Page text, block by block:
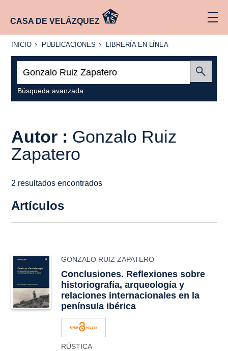
CASA DE VELÁZQUEZ
INICIO
INICIO PUBLICACIONES
PUBLICACIONES
LIBRERÍA
LÍNEA
LIBRERÍA EN LÍNEA
Búsqueda avanzada
Autor : Gonzalo Ruiz
Zapatero
2 resultados encontrados
Artículos
GONZALO RUIZ ZAPATERO
Conclusiones. Reflexiones sobre
historiografía, arqueología y
relaciones internacionales en la
península ibérica
RÚSTICA